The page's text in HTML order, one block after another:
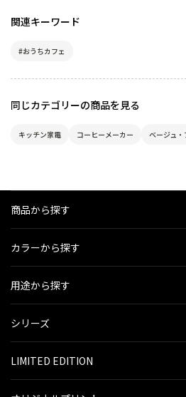
関連キーワード
#おうちカフェ
同じカテゴリーの商品を見る
キッチン家電 コーヒーメーカー ベージュ・
商品から探す
カラーから探す
用途から探す
シリーズ
LIMITED EDITION